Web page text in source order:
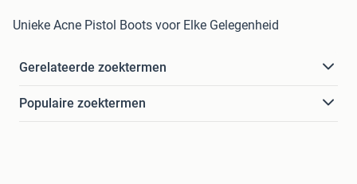
Unieke Acne Pistol Boots voor Elke Gelegenheid
Gerelateerde zoektermen
Populaire zoektermen